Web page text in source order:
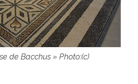
de Bacchus » Photo:(c)